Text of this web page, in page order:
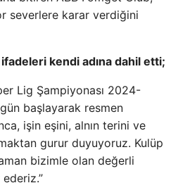
severlere karar verdiğini
kendi adına dahil etti;
Lig Şampiyonası 2024-
başlayarak resmen
işin eşini, alnın terini ve
gurur duyuyoruz. Kulüp
bizimle olan değerli